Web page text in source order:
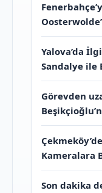
Yalova’da
Sandalye ile
Görevden
Kameralara
Son dakika